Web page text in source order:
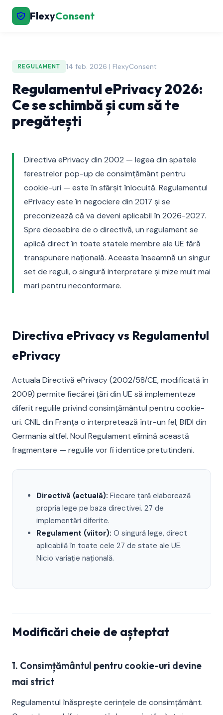
FlexyConsent
REGULAMENT 14 feb. 2026 | FlexyConsent
Regulamentul ePrivacy 2026:
Ce se schimbă și cum să te
pregătești
Directiva ePrivacy din 2002 — legea din spatele
ferestrelor pop-up de consimțământ pentru
cookie-uri — este în sfârșit înlocuită. Regulamentul
ePrivacy este în negociere din 2017 și se
preconizează că va deveni aplicabil în 2026-2027.
Spre deosebire de o directivă, un regulament se
aplică direct în toate statele membre ale UE fără
transpunere națională. Aceasta înseamnă un singur
set de reguli, o singură interpretare și mize mult mai
mari pentru neconformare.
Directiva ePrivacy vs Regulamentul
ePrivacy
Actuala Directivă ePrivacy (2002/58/CE, modificată în
2009) permite fiecărei țări din UE să implementeze
diferit regulile privind consimțământul pentru cookie-
uri. CNIL din Franța o interpretează într-un fel, BfDI din
Germania altfel. Noul Regulament elimină această
fragmentare — regulile vor fi identice pretutindeni.
Directivă (actuală): Fiecare țară elaborează
propria lege pe baza directivei. 27 de
implementări diferite.
Regulament (viitor): O singură lege, direct
aplicabilă în toate cele 27 de state ale UE.
Nicio variație națională.
Modificări cheie de așteptat
1. Consimțământul pentru cookie-uri devine
mai strict
Regulamentul înăsprește cerințele de consimțământ.